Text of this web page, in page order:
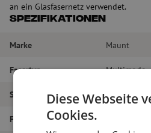
an ein Glasfasernetz verwendet.
Spezifikationen
Marke Maunt
Fasertyp Multimode
Steckertyp SC/PC – SC/
Faser-Typ
Diese Webseite
Cookies.